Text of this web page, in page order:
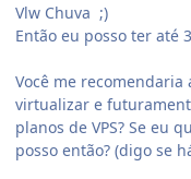
Vlw Chuva ;)
Então eu posso ter até
Você me recomendaria
virtualizar e
planos de VPS? Se eu
posso então? (digo se